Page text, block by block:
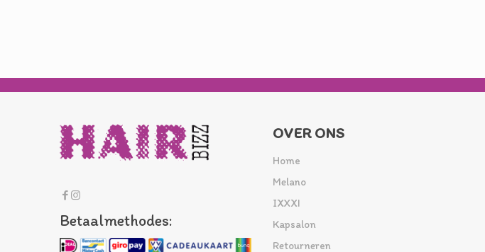
Betaalmethodes:
OVER ONS
Home
Melano
IXXXI
Kapsalon
Retourneren